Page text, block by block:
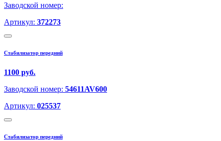
Заводской номер:
Артикул: 372273
Стабилизатор передний
1100 руб.
Заводской номер: 54611AV600
Артикул: 025537
Стабилизатор передний